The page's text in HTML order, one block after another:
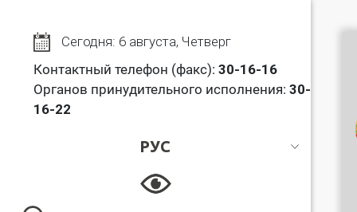
Сегодня: 6 августа, Четверг
Контактный телефон (факс): 30-16-16
Органов принудительного исполнения: 30-
16-22
РУС
РУС